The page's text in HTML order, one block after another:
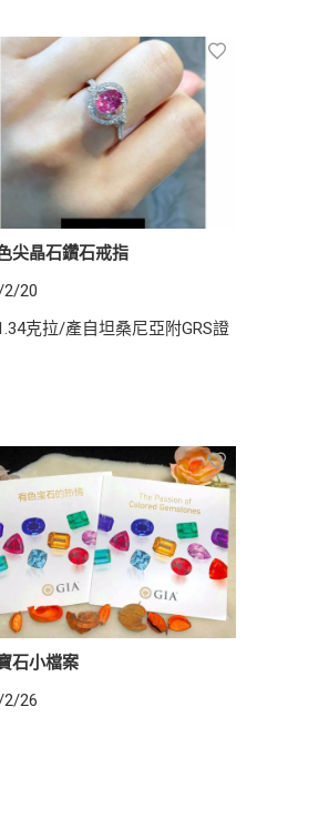
尖晶石鑽石戒指
2/20
克拉/產自坦桑尼亞附GRS證
石小檔案
2/26